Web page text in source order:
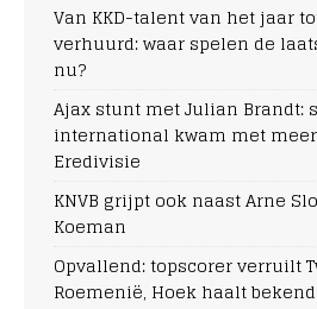
Van KKD-talent van het jaar
verhuurd: waar spelen de
nu?
Ajax stunt met Julian Brandt:
international kwam met
Eredivisie
KNVB grijpt ook naast Arne
Koeman
Opvallend: topscorer verruilt
Roemenië, Hoek haalt